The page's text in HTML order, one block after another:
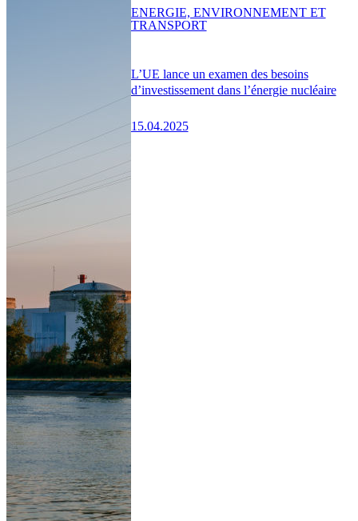
L’UE lance un examen des besoins
d’investissement dans l’énergie nucléaire
15.04.2025
ENERGIE, ENVIRONNEMENT ET
TRANSPORT